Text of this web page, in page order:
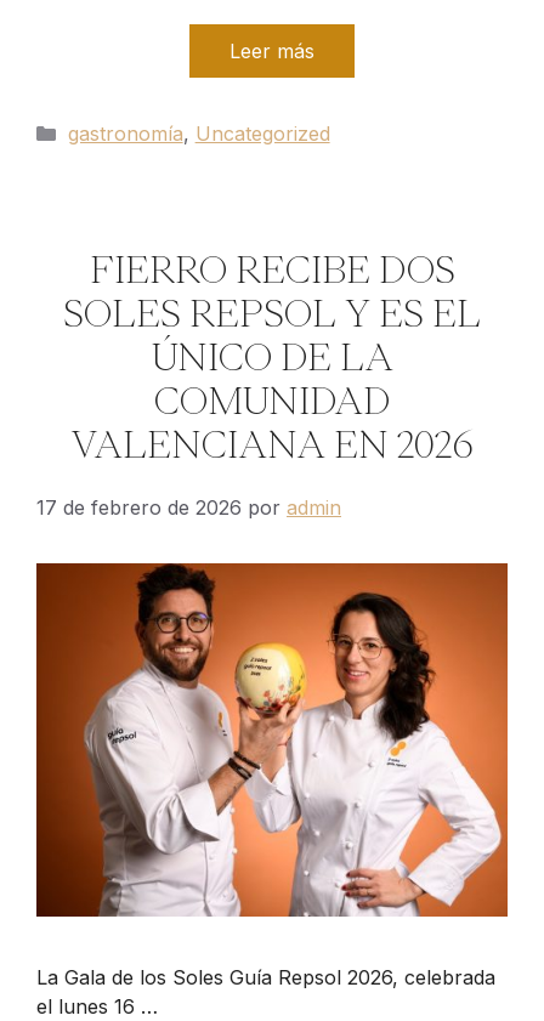
Leer más
Categorías
gastronomía, Uncategorized
FIERRO RECIBE DOS
SOLES REPSOL Y ES EL
ÚNICO DE LA
COMUNIDAD
VALENCIANA EN 2026
17 de febrero de 2026 por admin
La Gala de los Soles Guía Repsol 2026, celebrada
el lunes 16 …